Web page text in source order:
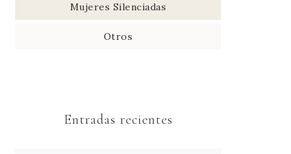
Mujeres Silenciadas
Otros
Entradas recientes